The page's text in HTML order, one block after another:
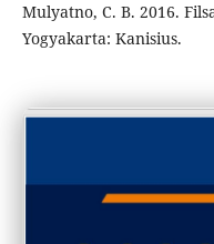
Mulyatno, C. B. 2016.
Yogyakarta: Kanisius.